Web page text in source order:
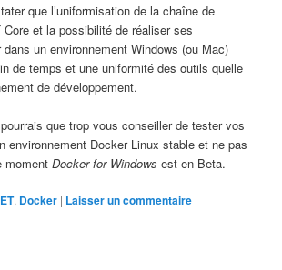
que l’uniformisation de la chaîne de
et la possibilité de réaliser ses
un environnement Windows (ou Mac)
de temps et une uniformité des outils quelle
de développement.
que trop vous conseiller de tester vos
environnement Docker Linux stable et ne pas
momentDocker for Windows est en Beta.
, Docker | Laisser un commentaire